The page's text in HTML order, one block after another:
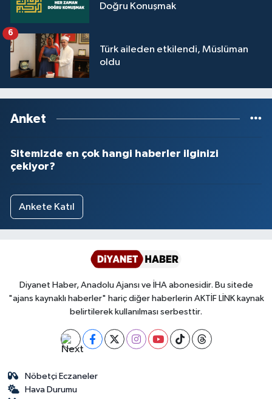
Doğru Konuşmak
Türk aileden etkilendi, Müslüman
oldu
6
Anket
Sitemizde en çok hangi haberler ilginizi
çekiyor?
Ankete Katıl
Diyanet Haber, Anadolu Ajansı ve İHA abonesidir. Bu sitede
"ajans kaynaklı haberler" hariç diğer haberlerin AKTİF LİNK kaynak
belirtilerek kullanılması serbesttir.
Nöbetçi Eczaneler
Hava Durumu